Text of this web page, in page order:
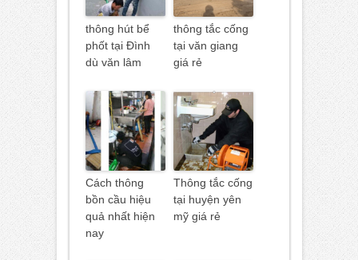
thông hút bể
phốt tại Đình
dù văn lâm
thông tắc cống
tại văn giang
giá rẻ
Cách thông
bồn cầu hiệu
quả nhất hiện
nay
Thông tắc cống
tại huyện yên
mỹ giá rẻ